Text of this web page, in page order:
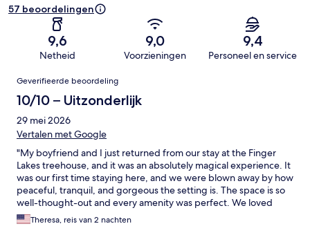
57 beoordelingen
9,6
Netheid
9,0
Voorzieningen
9,4
Personeel en service
Beoordelingen
Geverifieerde beoordeling
10/10 – Uitzonderlijk
29 mei 2026
Vertalen met Google
​"My boyfriend and I just returned from our stay at the Finger
Lakes treehouse, and it was an absolutely magical experience. It
was our first time staying here, and we were blown away by how
peaceful, tranquil, and gorgeous the setting is. The space is so
well-thought-out and every amenity was perfect. We loved
having the pond and the pigs nearby—it added such a
charming, relaxing touch to our getaway. Plus, the location is
Theresa, reis van 2 nachten